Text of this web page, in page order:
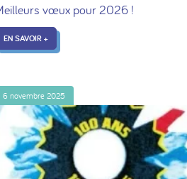
vœux pour 2026 !
EN SAVOIR +
6 novembre 2025